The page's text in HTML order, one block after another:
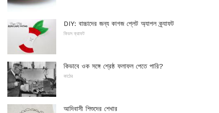
DIY: বাচ্চাদের জন্য কাগজ প্লেট অ্যাপল ক্র্যাফট
কিডস ক্রাফট
কিভাবে ওক সঙ্গে শ্রেষ্ঠ ফলাফল পেতে পারি?
কাঠের
আদিবাসী শিশুদের শেখার